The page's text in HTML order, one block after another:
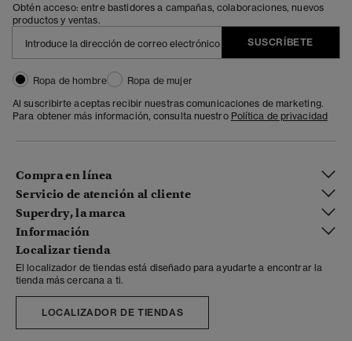
Obtén acceso: entre bastidores a campañas, colaboraciones, nuevos
productos y ventas.
SUSCRÍBETE
Ropa de hombre
Ropa de mujer
Al suscribirte aceptas recibir nuestras comunicaciones de marketing.
Para obtener más información, consulta nuestro Política de privacidad
Compra en línea
Servicio de atención al cliente
Superdry, la marca
Información
Localizar tienda
El localizador de tiendas está diseñado para ayudarte a encontrar la
tienda más cercana a ti.
LOCALIZADOR DE TIENDAS